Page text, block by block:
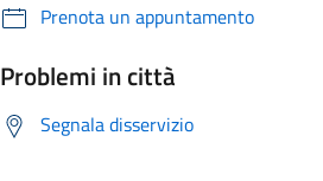
Prenota un appuntamento
Problemi in città
Segnala disservizio